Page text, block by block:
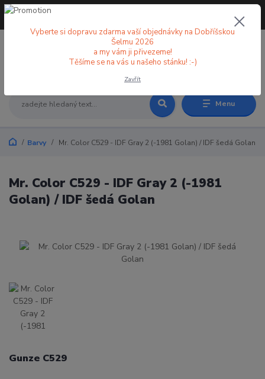
Menu
+420 773 998 582
Barvy Mr. Color C529 - IDF Gray 2 (-1981 Golan) / IDF šedá Golan
Mr. Color C529 - IDF Gray 2 (-1981
Golan) / IDF šedá Golan
Gunze C529
Vyberte si dopravu zdarma vaší objednávky na Dobříšskou
Šelmu 2026
a my vám ji přivezeme!
Těšíme se na vás u našeho stánku! :-)
Zavřít